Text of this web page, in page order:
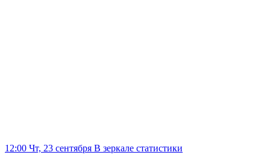
12:00 Чт, 23 сентября В зеркале статистики